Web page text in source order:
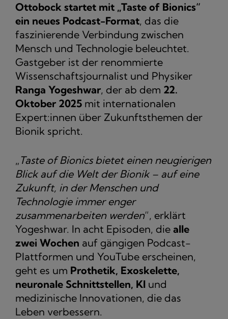
Ottobock startet mit „Taste of Bionics“
ein neues Podcast-Format, das die
faszinierende Verbindung zwischen
Mensch und Technologie beleuchtet.
Gastgeber ist der renommierte
Wissenschaftsjournalist und Physiker
Ranga Yogeshwar, der ab dem 22.
Oktober 2025 mit internationalen
Expert:innen über Zukunftsthemen der
Bionik spricht.
„Taste of Bionics bietet einen neugierigen
Blick auf die Welt der Bionik – auf eine
Zukunft, in der Menschen und
Technologie immer enger
zusammenarbeiten werden“, erklärt
Yogeshwar. In acht Episoden, die alle
zwei Wochen auf gängigen Podcast-
Plattformen und YouTube erscheinen,
geht es um Prothetik, Exoskelette,
neuronale Schnittstellen, KI und
medizinische Innovationen, die das
Leben verbessern.